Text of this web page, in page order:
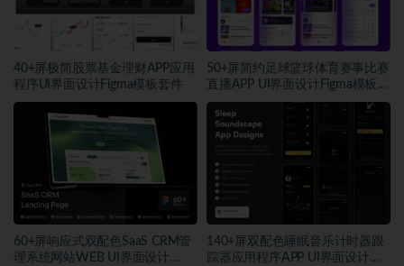
40+屏极简股票基金理财APP应用
程序UI界面设计Figma模板套件
50+屏简约足球篮球体育赛事比赛
直播APP UI界面设计Figma模板套
件
60+屏响应式双配色SaaS CRM管
理系统网站WEB UI界面设计
140+屏双配色睡眠音乐计时器跟
踪器应用程序APP UI界面设计